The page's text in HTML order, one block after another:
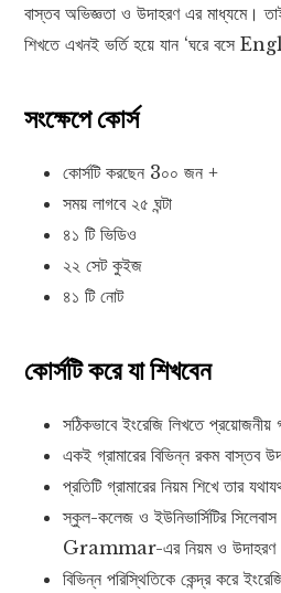
বাস্তব অভিজ্ঞতা ও উদাহরণ এর মাধ্যমে।
শিখতে এখনই ভর্তি হয়ে যান ‘ঘরে
সংক্ষেপে কোর্স
কোর্সটি করছেন 3০০ জন +
সময় লাগবে ২৫ ঘন্টা
৪১ টি ভিডিও
২২ সেট কুইজ
৪১ টি নোট
কোর্সটি করে যা শিখবেন
সঠিকভাবে ইংরেজি লিখতে প্রয়োজনীয়
একই গ্রামারের বিভিন্ন রকম বাস্তব
প্রতিটি গ্রামারের নিয়ম শিখে তার
স্কুল-কলেজ ও ইউনিভার্সিটির
Grammar-এর নিয়ম ও উদাহরণ
বিভিন্ন পরিস্থিতিকে কেন্দ্র করে